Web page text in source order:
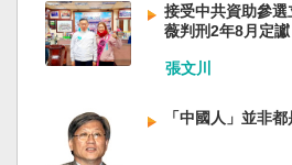
接受中共資助參
薇判刑2年8月定讞
張文川
「中國人」並非